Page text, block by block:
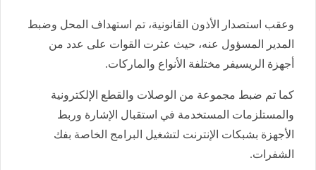
وعقب استصدار الأذون القانونية، تم استهداف المحل وضبط
المدير المسؤول عنه، حيث عثرت القوات على عدد من
أجهزة الريسيفر مختلفة الأنواع والماركات.
كما تم ضبط مجموعة من الوصلات والقطع الإلكترونية
والمستلزمات المستخدمة في استقبال الإشارة وربط
الأجهزة بشبكات الإنترنت لتشغيل البرامج الخاصة بفك
الشفرات.